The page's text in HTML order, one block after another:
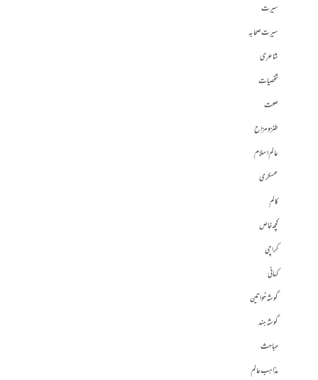
سیرت
سیرت صحابہ
شاعری
شخصیات
صحت
طنز و مزاح
عالم اسلام
عسکری
کالم
کچھ خاص
کراچی
کہانی
گوشہ خواتین
گوشہ ہند
مباحث
مذاہب عالم